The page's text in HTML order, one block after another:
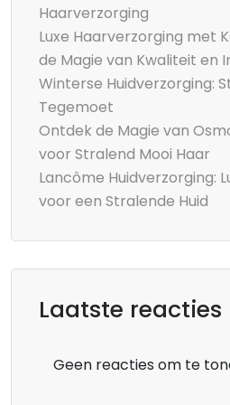
Haarverzorging
Luxe Haarverzorging met
de Magie van Kwaliteit en
Winterse Huidverzorging:
Tegemoet
Ontdek de Magie van
voor Stralend Mooi Haar
Lancôme Huidverzorging:
voor een Stralende Huid
Laatste reacties
Geen reacties om te